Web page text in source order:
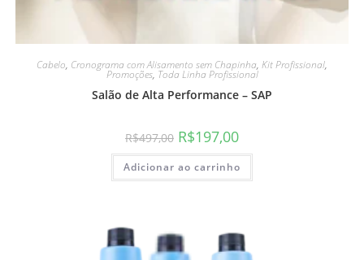
Cabelo, Cronograma com Alisamento sem Chapinha, Kit Profissional,
Promoções, Toda Linha Profissional
Salão de Alta Performance – SAP
R$497,00 R$197,00
Adicionar ao carrinho